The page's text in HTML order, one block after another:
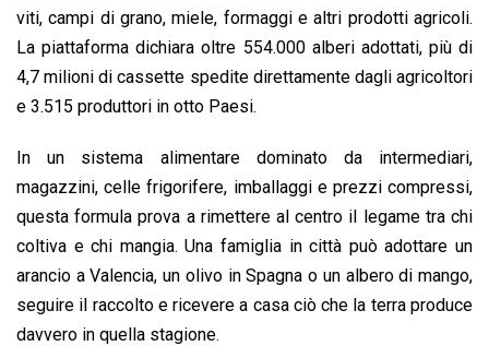
viti, campi di grano, miele, formaggi e altri prodotti agricoli.
La piattaforma dichiara oltre 554.000 alberi adottati, più di
4,7 milioni di cassette spedite direttamente dagli agricoltori
e 3.515 produttori in otto Paesi.
In un sistema alimentare dominato da intermediari,
magazzini, celle frigorifere, imballaggi e prezzi compressi,
questa formula prova a rimettere al centro il legame tra chi
coltiva e chi mangia. Una famiglia in città può adottare un
arancio a Valencia, un olivo in Spagna o un albero di mango,
seguire il raccolto e ricevere a casa ciò che la terra produce
davvero in quella stagione.